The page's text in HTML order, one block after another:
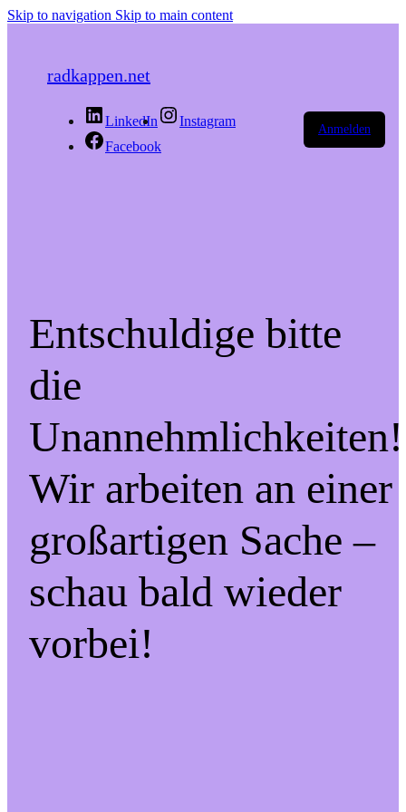
Skip to navigation Skip to main content
radkappen.net
LinkedIn
Instagram
Facebook
Anmelden
Entschuldige bitte
die
Unannehmlichkeiten!
Wir arbeiten an einer
großartigen Sache –
schau bald wieder
vorbei!